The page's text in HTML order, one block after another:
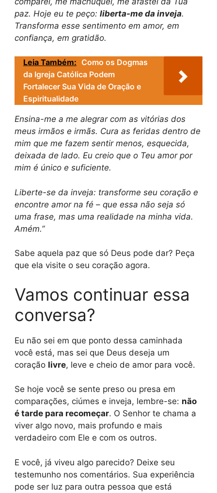
paz. Hoje eu te peço: liberta-me da inveja.
Transforma esse sentimento em amor, em
confiança, em gratidão.
Leia Também: Como os Dogmas
da Igreja Católica Podem
Fortalecer Sua Vida de Oração e
Espiritualidade
Ensina-me a me alegrar com as vitórias dos
meus irmãos e irmãs. Cura as feridas dentro de
mim que me fazem sentir menos, esquecida,
deixada de lado. Eu creio que o Teu amor por
mim é único e suficiente.
Liberte-se da inveja: transforme seu coração e
encontre amor na fé – que essa não seja só
uma frase, mas uma realidade na minha vida.
Amém.”
Sabe aquela paz que só Deus pode dar? Peça
que ela visite o seu coração agora.
Vamos continuar essa
conversa?
Eu não sei em que ponto dessa caminhada
você está, mas sei que Deus deseja um
coração livre, leve e cheio de amor para você.
Se hoje você se sente preso ou presa em
comparações, ciúmes e inveja, lembre-se: não
é tarde para recomeçar. O Senhor te chama a
viver algo novo, mais profundo e mais
verdadeiro com Ele e com os outros.
E você, já viveu algo parecido? Deixe seu
testemunho nos comentários. Sua experiência
pode ser luz para outra pessoa que está